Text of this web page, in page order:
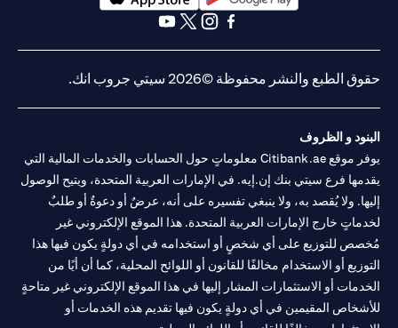
(opens in a new tab)
حقوق الطبع والنشر محفوظة ©2026 سيتي جروب انك.
البنود و الظروف
يوفر موقع Citibank.ae معلوماتٍ حول الحسابات والخدمات المالية التي
يقدمها فرع سيتي بنك إن.إيه. في الإمارات العربية المتحدة، ويتيح الوصول
إليها. ولا يُقصد به، ولا ينبغي تفسيره على أنه، عرضٌ أو دعوةٌ أو طلبٌ
لخدماتٍ خارج الإمارات العربية المتحدة. هذا الموقع الإلكتروني غير
مُخصص للتوزيع على أي شخصٍ أو استخدامه في أي دولةٍ يكون فيها هذا
التوزيع أو الاستخدام مخالفًا للقانون أو اللوائح المحلية، كما أن أيًا من
الخدمات أو الاستثمارات المشار إليها في هذا الموقع الإلكتروني غير متاحةٍ
للأشخاص المقيمين في أي دولةٍ يكون فيها تقديم هذه الخدمات أو